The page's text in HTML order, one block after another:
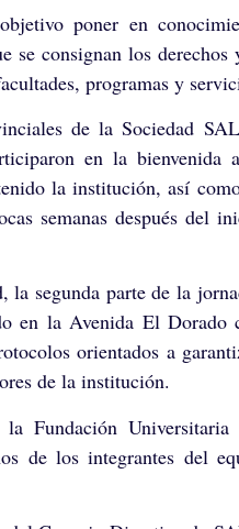
poner en
se consignan los
programas y
de la Sociedad
en la bienvenida
la institución, así
semanas después del
la segunda parte de la
en la Avenida El Dorado
orientados a
de la institución.
Fundación
de los integrantes del